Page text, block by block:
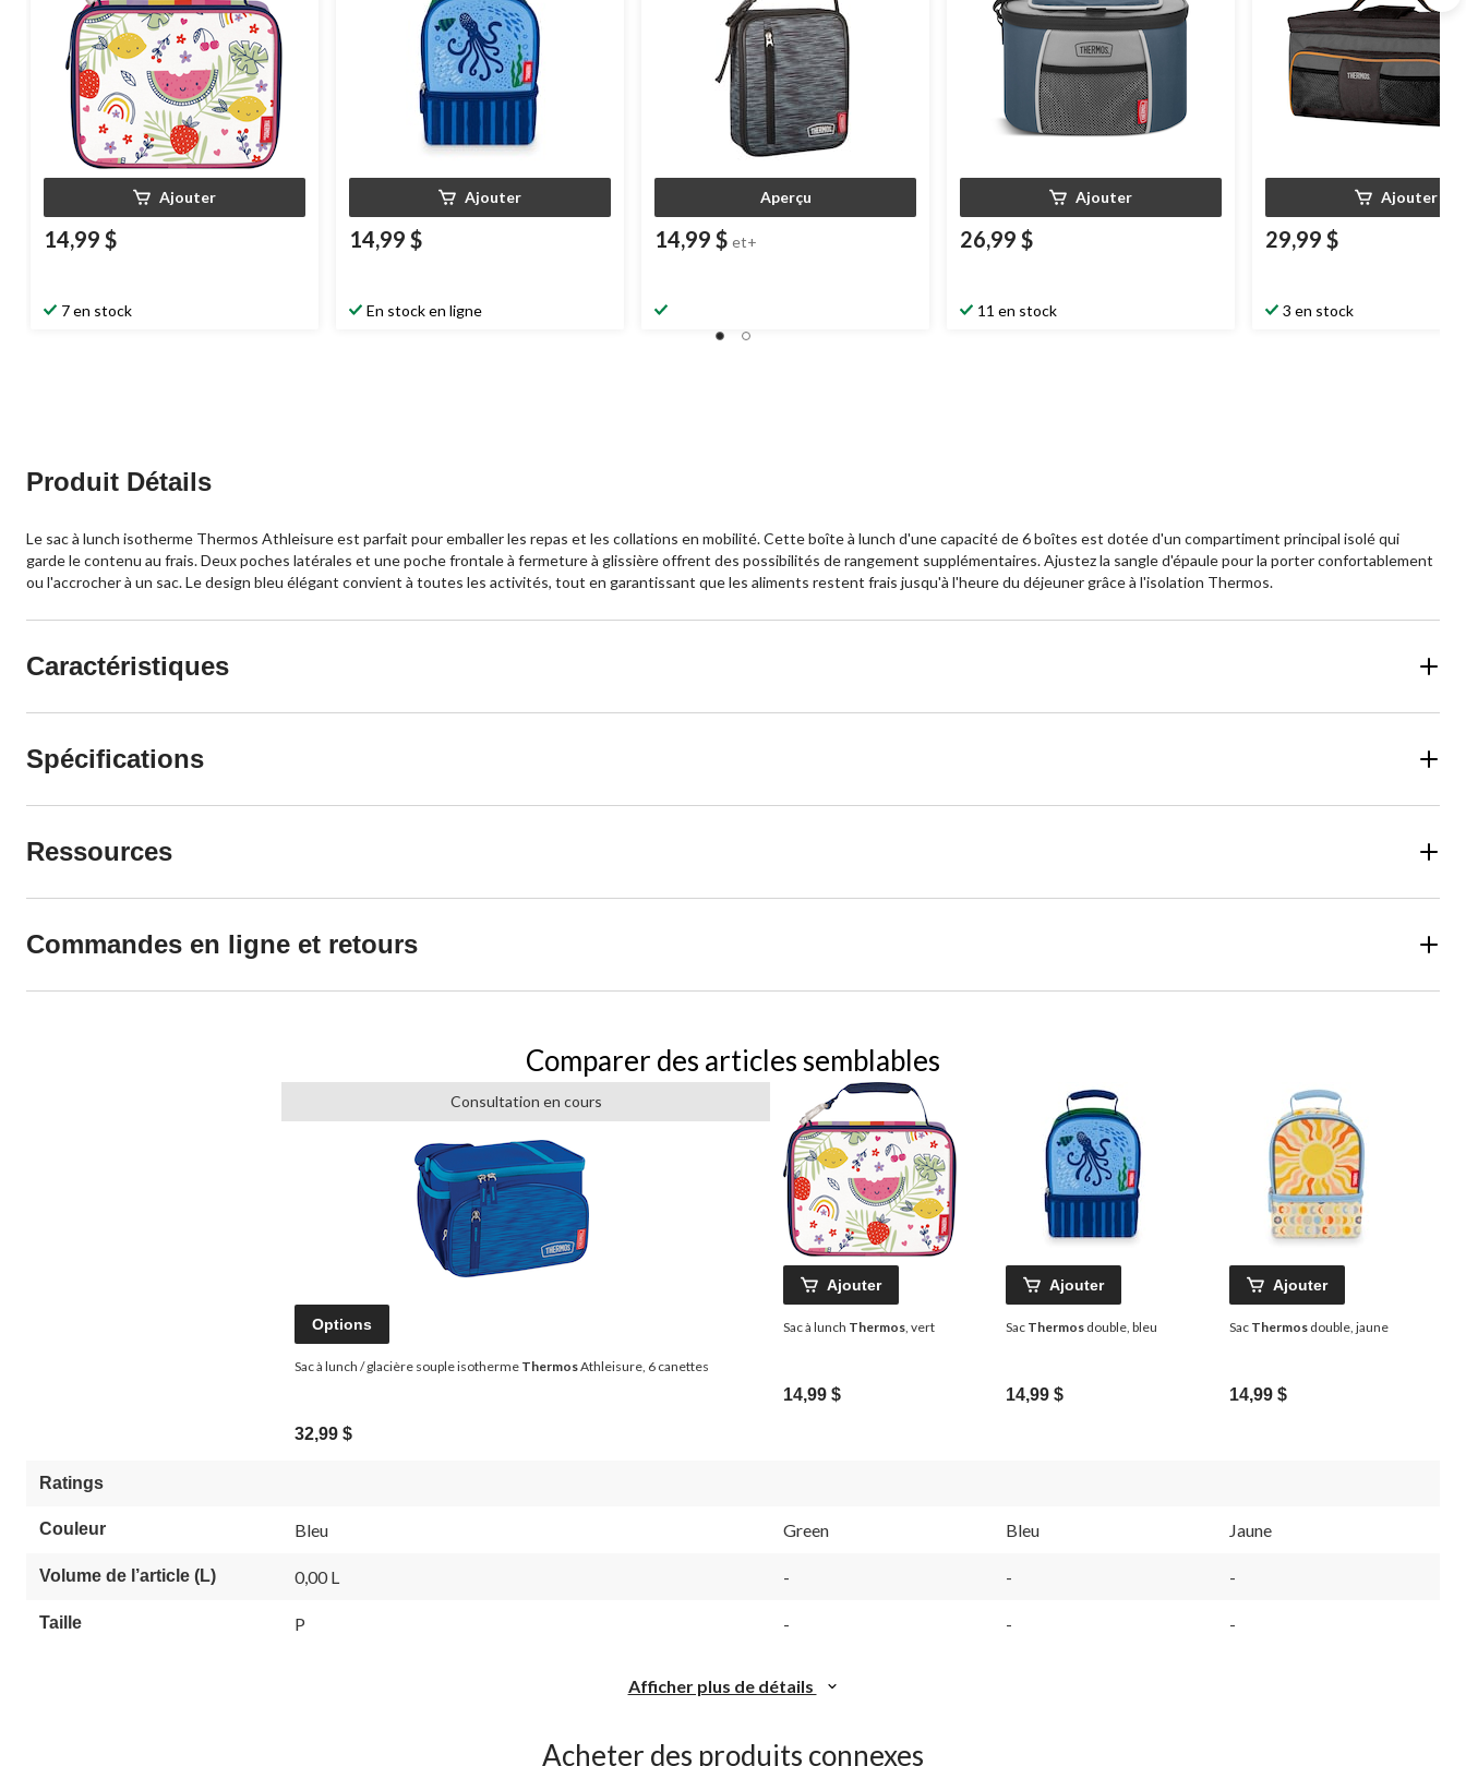
Ajouter
14,99 $
7 en stock
Ajouter
14,99 $
En stock en ligne
Aperçu
14,99 $ et+
Ajouter
26,99 $
11 en stock
Ajouter
29,99 $
3 en stock
Produit Détails
Le sac à lunch isotherme Thermos Athleisure est parfait pour emballer les repas et les collations en mobilité. Cette boîte à lunch d'une capacité de 6 boîtes est dotée d'un compartiment principal isolé qui
garde le contenu au frais. Deux poches latérales et une poche frontale à fermeture à glissière offrent des possibilités de rangement supplémentaires. Ajustez la sangle d'épaule pour la porter confortablement
ou l'accrocher à un sac. Le design bleu élégant convient à toutes les activités, tout en garantissant que les aliments restent frais jusqu'à l'heure du déjeuner grâce à l'isolation Thermos.
Caractéristiques
Spécifications
Ressources
Commandes en ligne et retours
Comparer des articles semblables
Consultation en cours
Options
Sac à lunch / glacière souple isotherme ThermosAthleisure, 6 canettes
32,99 $
Ajouter
Sac à lunch Thermos , vert
14,99 $
Ajouter
Sac Thermos double, bleu
14,99 $
Ajouter
Sac Thermos double, jaune
14,99 $
Ratings
Couleur Bleu Green Bleu Jaune
Volume de l’article (L) 0,00 L - - -
Taille P - - -
Afficher plus de détails
Acheter des produits connexes